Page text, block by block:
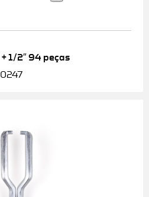
1/2″ 94 peças